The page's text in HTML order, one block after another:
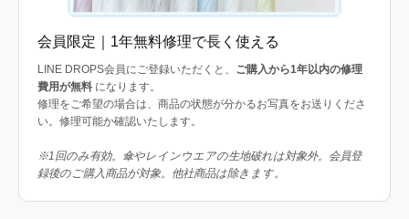
会員限定｜1年無料修理で長く使える
LINE DROPS会員にご登録いただくと、 ご購入から1年以内の修理
費用が無料 になります。
修理をご希望の場合は、商品の状態が分かるお写真をお送りくださ
い。修理可能か確認いたします。
※1回のみ有効。傘やレインウエアの生地破れは対象外。会員登
録後のご購入商品が対象。他社商品は除きます。